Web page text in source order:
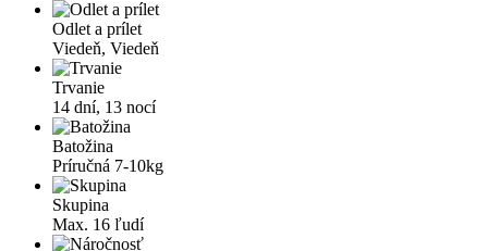
Odlet a prílet
Viedeň, Viedeň
Trvanie
14 dní, 13 nocí
Batožina
Príručná 7-10kg
Skupina
Max. 16 ľudí